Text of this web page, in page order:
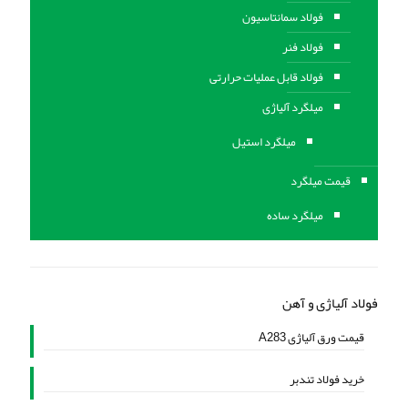
فولاد سمانتاسیون
فولاد فنر
فولاد قابل عملیات حرارتی
ميلگرد آلیاژی
میلگرد استیل
قیمت میلگرد
میلگرد ساده
فولاد آلیاژی و آهن
قیمت ورق آلیاژی A283
خرید فولاد تندبر